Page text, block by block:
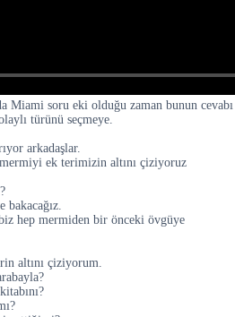
Miami soru eki olduğu zaman bunun cevabı
türünü seçmeye.
arkadaşlar.
ek terimizin altını çiziyoruz
bakacağız.
hep mermiden bir önceki övgüye
altını çiziyorum.